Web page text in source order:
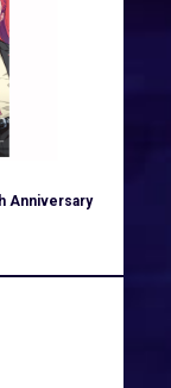
Anniversary